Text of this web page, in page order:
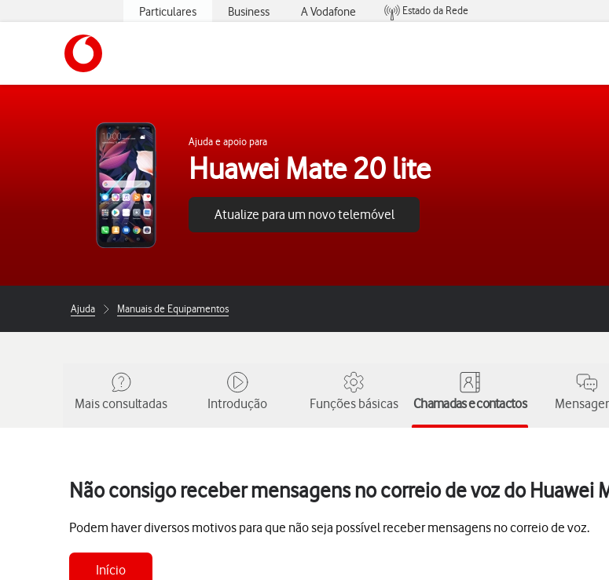
Particulares Business A Vodafone
Estado da Rede
Ajuda e apoio para
Huawei Mate 20 lite
Atualize para um novo telemóvel
Ajuda Manuais de Equipamentos
Mais consultadas Introdução Funções básicas Chamadas e contactos
Não consigo receber mensagens no correio de voz do Huawei
Podem haver diversos motivos para que não seja possível receber mensagens no correio de voz.
Início